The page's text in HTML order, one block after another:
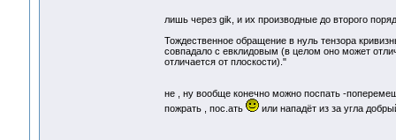
лишь через gik, и их производные до второго
Тождественное обращение в нуль тензора
совпадало с евклидовым (в целом оно может
отличается от плоскости)."
не , ну вообще конечно можно поспать -
пожрать , пос.ать
или нападёт из за угла